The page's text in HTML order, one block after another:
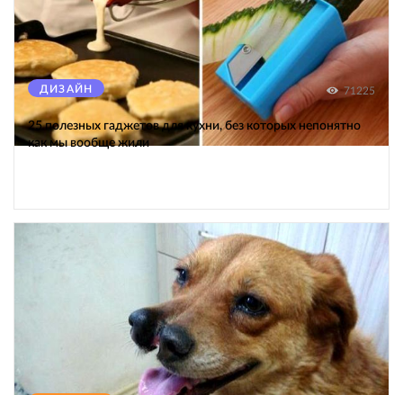
ДИЗАЙН 71225
25 полезных гаджетов для кухни, без которых непонятно
как мы вообще жили